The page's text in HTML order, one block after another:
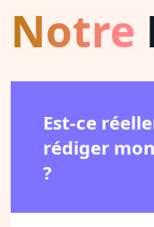
Notre
Est-ce
rédiger
?